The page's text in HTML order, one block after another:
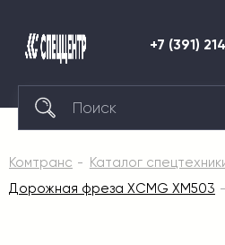
+7 (391)
Комтранс Каталог
Дорожная фреза XCMG XM503